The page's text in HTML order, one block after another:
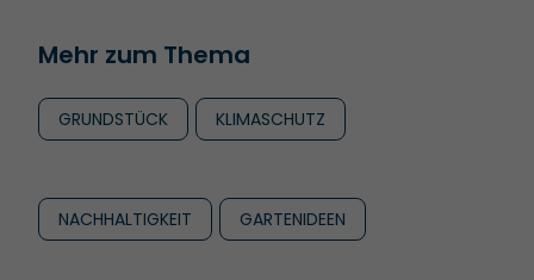
Mehr zum Thema
GRUNDSTÜCK KLIMASCHUTZ
NACHHALTIGKEIT GARTENIDEEN